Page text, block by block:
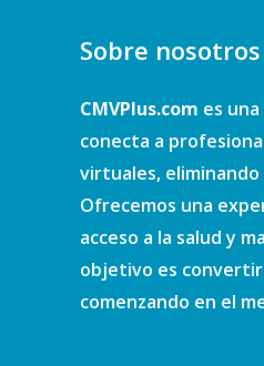
Sobre nosotros
CMVPlus.com es
conecta a
virtuales,
Ofrecemos una
acceso a la salud y
objetivo es
comenzando en el